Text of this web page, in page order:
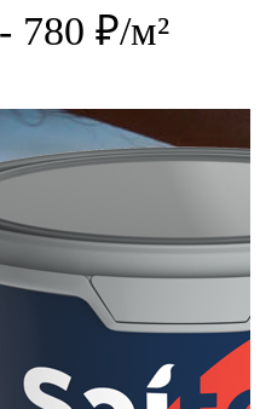
780 ₽/м²